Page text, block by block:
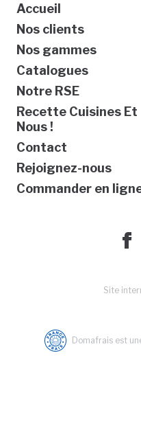
Accueil
Nos clients
Nos gammes
Catalogues
Notre RSE
Recette Cuisines Et
Nous !
Contact
Rejoignez-nous
Commander en
Site
Domafrais est